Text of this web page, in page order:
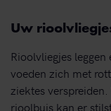
Uw
Rioolvliegjes
voeden zich met
ziektes
rioolbuis kan er